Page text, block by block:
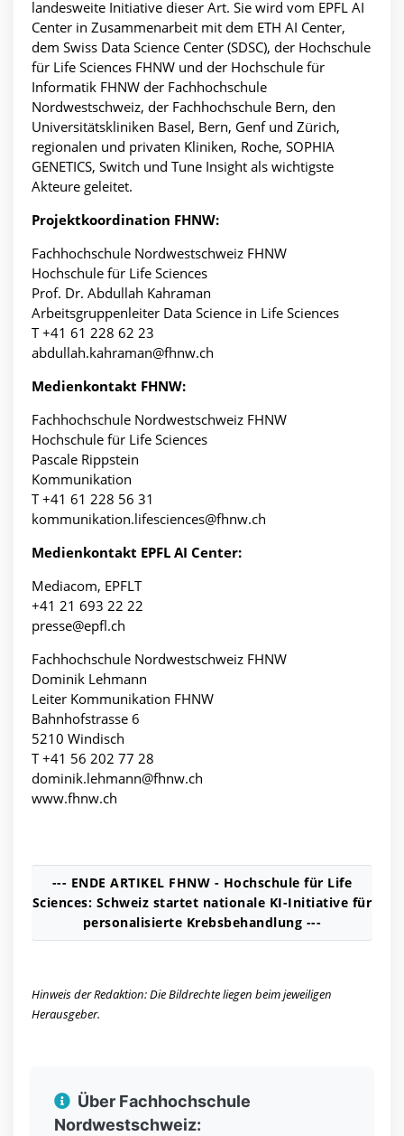
landesweite Initiative dieser Art. Sie wird vom EPFL AI
Center in Zusammenarbeit mit dem ETH AI Center,
dem Swiss Data Science Center (SDSC), der Hochschule
für Life Sciences FHNW und der Hochschule für
Informatik FHNW der Fachhochschule
Nordwestschweiz, der Fachhochschule Bern, den
Universitätskliniken Basel, Bern, Genf und Zürich,
regionalen und privaten Kliniken, Roche, SOPHIA
GENETICS, Switch und Tune Insight als wichtigste
Akteure geleitet.
Projektkoordination FHNW:
Fachhochschule Nordwestschweiz FHNW
Hochschule für Life Sciences
Prof. Dr. Abdullah Kahraman
Arbeitsgruppenleiter Data Science in Life Sciences
T +41 61 228 62 23
abdullah.kahraman@fhnw.ch
Medienkontakt FHNW:
Fachhochschule Nordwestschweiz FHNW
Hochschule für Life Sciences
Pascale Rippstein
Kommunikation
T +41 61 228 56 31
kommunikation.lifesciences@fhnw.ch
Medienkontakt EPFL AI Center:
Mediacom, EPFLT
+41 21 693 22 22
presse@epfl.ch
Fachhochschule Nordwestschweiz FHNW
Dominik Lehmann
Leiter Kommunikation FHNW
Bahnhofstrasse 6
5210 Windisch
T +41 56 202 77 28
dominik.lehmann@fhnw.ch
www.fhnw.ch
--- ENDE ARTIKEL FHNW - Hochschule für Life
Sciences: Schweiz startet nationale KI-Initiative für
personalisierte Krebsbehandlung ---
Hinweis der Redaktion: Die Bildrechte liegen beim jeweiligen
Herausgeber.
Über Fachhochschule
Nordwestschweiz: